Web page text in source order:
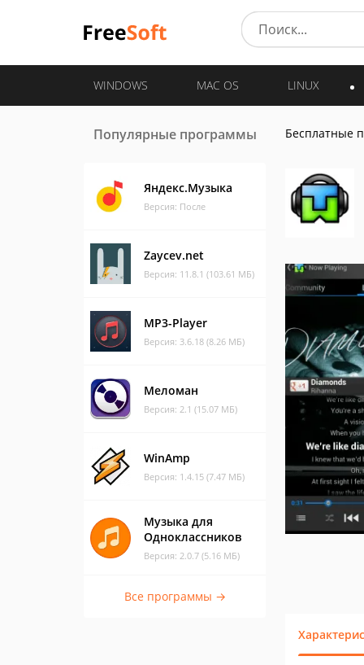
WINDOWS MAC OS LINUX
Популярные программы
Яндекс.Музыка
Версия: После
Zaycev.net
Версия: 11.8.1 (103.61 МБ)
MP3-Player
Версия: 3.6.18 (8.26 МБ)
Меломан
Версия: 2.1 (15.07 МБ)
WinAmp
Версия: 1.4.15 (7.47 МБ)
Музыка для
Одноклассников
Версия: 2.0.7 (5.16 МБ)
Все программы →
Бесплатные